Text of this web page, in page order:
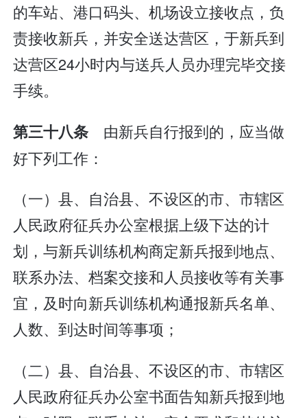
的车站、港口码头、机场设立接收点，负
责接收新兵，并安全送达营区，于新兵到
达营区24小时内与送兵人员办理完毕交接
手续。
第三十八条 由新兵自行报到的，应当做
好下列工作：
（一）县、自治县、不设区的市、市辖区
人民政府征兵办公室根据上级下达的计
划，与新兵训练机构商定新兵报到地点、
联系办法、档案交接和人员接收等有关事
宜，及时向新兵训练机构通报新兵名单、
人数、到达时间等事项；
（二）县、自治县、不设区的市、市辖区
人民政府征兵办公室书面告知新兵报到地